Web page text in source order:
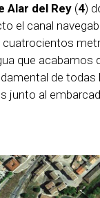
Alar del Rey (4)
el canal
que acabamos
de todas
junto al